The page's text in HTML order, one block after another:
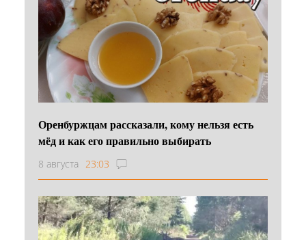
Оренбуржцам рассказали, кому нельзя есть
мёд и как его правильно выбирать
8 августа 23:03